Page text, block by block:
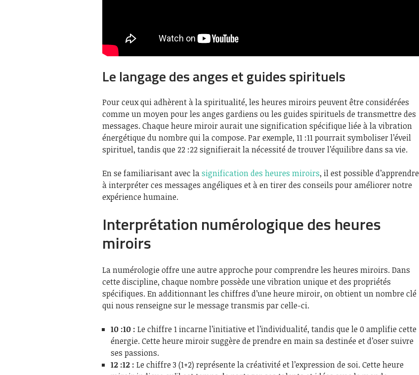
Le langage des anges et guides spirituels
Pour ceux qui adhèrent à la spiritualité, les heures miroirs peuvent être considérées
comme un moyen pour les anges gardiens ou les guides spirituels de transmettre des
messages. Chaque heure miroir aurait une signification spécifique liée à la vibration
énergétique du nombre qui la compose. Par exemple, 11 :11 pourrait symboliser l’éveil
spirituel, tandis que 22 :22 signifierait la nécessité de trouver l’équilibre dans sa vie.
En se familiarisant avec lasignification des heures miroirs, il est possible d’apprendre
à interpréter ces messages angéliques et à en tirer des conseils pour améliorer notre
expérience humaine.
Interprétation numérologique des heures
miroirs
La numérologie offre une autre approche pour comprendre les heures miroirs. Dans
cette discipline, chaque nombre possède une vibration unique et des propriétés
spécifiques. En additionnant les chiffres d’une heure miroir, on obtient un nombre clé
qui nous renseigne sur le message transmis par celle-ci.
10 :10 : Le chiffre 1 incarne l’initiative et l’individualité, tandis que le 0 amplifie cette
énergie. Cette heure miroir suggère de prendre en main sa destinée et d’oser suivre
ses passions.
12 :12 : Le chiffre 3 (1+2) représente la créativité et l’expression de soi. Cette heure